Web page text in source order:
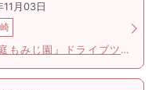
月03日
『越路の庭もみじ園』ドライブツアー🚙